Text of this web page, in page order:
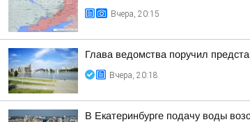
Вчера, 20:15
Глава ведомства поручил
Вчера, 20:18
В Екатеринбурге подачу воды